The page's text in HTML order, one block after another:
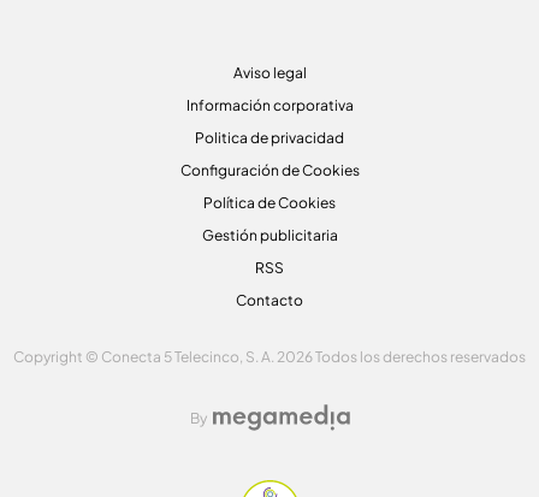
Aviso legal
Información corporativa
Politica de privacidad
Configuración de Cookies
Política de Cookies
Gestión publicitaria
RSS
Contacto
Copyright © Conecta 5 Telecinco, S. A. 2026 Todos los derechos reservados
By